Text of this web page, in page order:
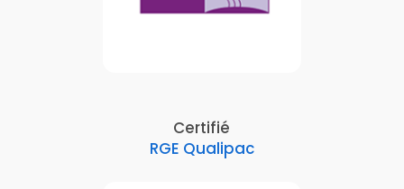
Certifié
RGE Qualipac